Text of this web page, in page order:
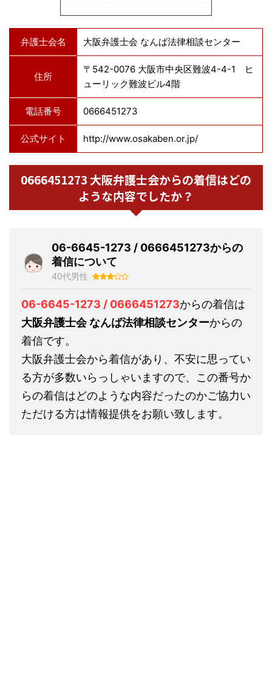
弁護士会名 大阪弁護士会 なんば法律相談センター
住所
〒542-0076 大阪市中央区難波4-4-1 ヒ
ューリック難波ビル4階
電話番号 0666451273
公式サイト http://www.osakaben.or.jp/
0666451273 大阪弁護士会からの着信はどの
ような内容でしたか？
06-6645-1273 / 0666451273からの
着信について
40代男性
06-6645-1273 / 0666451273からの着信は
大阪弁護士会 なんば法律相談センターからの
着信です。
大阪弁護士会から着信があり、不安に思ってい
る方が多数いらっしゃいますので、この番号か
らの着信はどのような内容だったのかご協力い
ただける方は情報提供をお願い致します。